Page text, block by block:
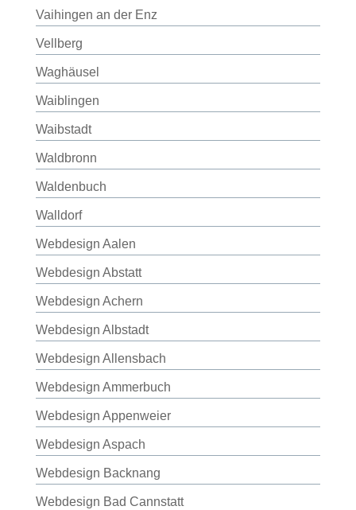
Vaihingen an der Enz
Vellberg
Waghäusel
Waiblingen
Waibstadt
Waldbronn
Waldenbuch
Walldorf
Webdesign Aalen
Webdesign Abstatt
Webdesign Achern
Webdesign Albstadt
Webdesign Allensbach
Webdesign Ammerbuch
Webdesign Appenweier
Webdesign Aspach
Webdesign Backnang
Webdesign Bad Cannstatt